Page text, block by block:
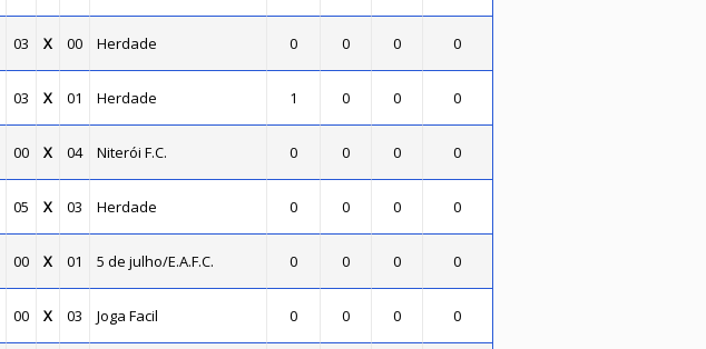
03 X 00 Herdade 0 0 0 0
03 X 01 Herdade 1 0 0 0
00 X 04 Niterói F.C. 0 0 0 0
05 X 03 Herdade 0 0 0 0
00 X 01 5 de julho/E.A.F.C. 0 0 0 0
00 X 03 Joga Facil 0 0 0 0